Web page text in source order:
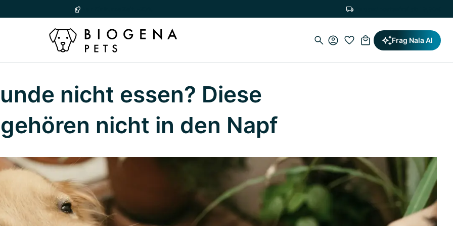
Frag Nala AI
nicht essen? Diese
nicht in den Napf